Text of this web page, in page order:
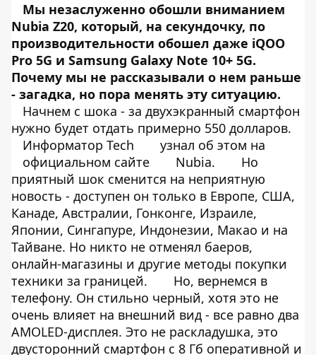
Мы незаслуженно обошли вниманием
Nubia Z20, который, на секундочку, по
производительности обошел даже iQOO
Pro 5G и Samsung Galaxy Note 10+ 5G.
Почему мы не рассказывали о нем раньше
- загадка, но пора менять эту ситуацию.
Начнем с шока - за двухэкранный смартфон
нужно будет отдать примерно 550 долларов.
Информатор Tech
узнал об этом на
официальном сайте
Nubia.
Но
приятный шок сменится на неприятную
новость - доступен он только в Европе, США,
Канаде, Австралии, Гонконге, Израиле,
Японии, Сингапуре, Индонезии, Макао и на
Тайване. Но никто не отменял баеров,
онлайн-магазины и другие методы покупки
техники за границей.
Но, вернемся в
телефону. Он стильно черный, хотя это не
очень влияет на внешний вид - все равно два
AMOLED-дисплея. Это не раскладушка, это
двусторонний смартфон с 8 Гб оперативной и